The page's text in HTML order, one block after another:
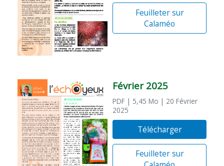
Feuilleter sur
Calaméo
Février 2025
PDF | 5,45 Mo | 20 Février
2025
Télécharger
Feuilleter sur